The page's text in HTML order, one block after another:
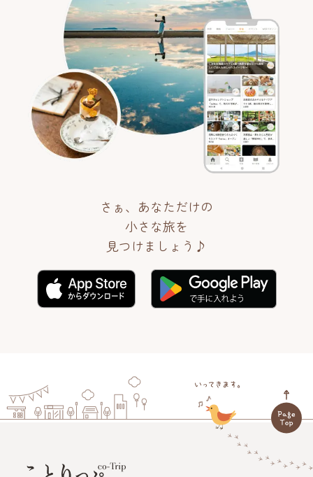
さぁ、あなただけの
小さな旅を
見つけましょう♪